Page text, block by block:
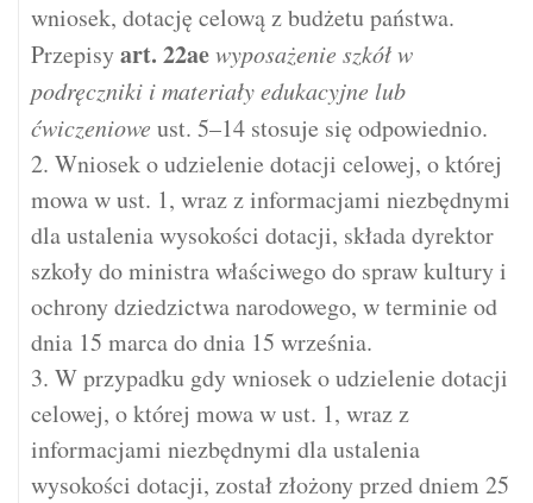
wniosek, dotację celową z budżetu państwa.
Przepisyart. 22aewyposażenie szkół w
podręczniki i materiały edukacyjne lub
ćwiczeniowe ust. 5–14 stosuje się odpowiednio.
2. Wniosek o udzielenie dotacji celowej, o której
mowa w ust. 1, wraz z informacjami niezbędnymi
dla ustalenia wysokości dotacji, składa dyrektor
szkoły do ministra właściwego do spraw kultury i
ochrony dziedzictwa narodowego, w terminie od
dnia 15 marca do dnia 15 września.
3. W przypadku gdy wniosek o udzielenie dotacji
celowej, o której mowa w ust. 1, wraz z
informacjami niezbędnymi dla ustalenia
wysokości dotacji, został złożony przed dniem 25